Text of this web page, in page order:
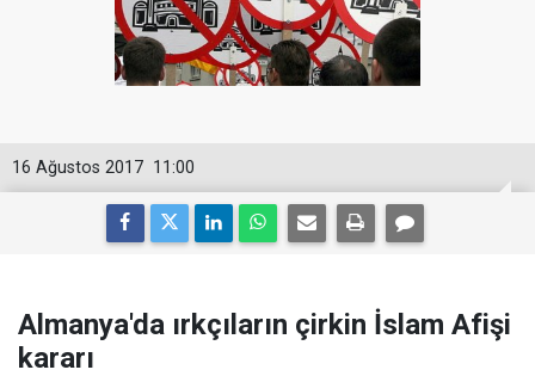
11:00
16 Ağustos 2017
Almanya'da ırkçıların çirkin İslam Afişi
kararı